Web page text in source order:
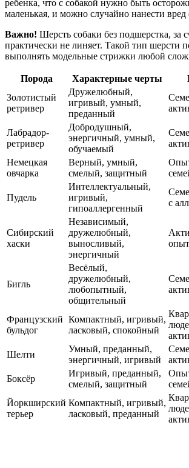
ребенка, что с собакой нужно быть
маленькая, и можно случайно нанести вред
Важно! Шерсть собаки без подшерстка, за
практически не линяет. Такой тип шерсти
выполнять модельные стрижки любой
Порода Характерные черты
Золотистый
ретривер
Дружелюбный,
игривый, умный,
преданный
Лабрадор-
ретривер
Добродушный,
энергичный, умный,
обучаемый
Немецкая
овчарка
Верный, умный,
смелый, защитный
Пудель
Интеллектуальный,
игривый,
гипоаллергенный
с
Сибирский
хаски
Независимый,
дружелюбный,
выносливый,
энергичный
Бигль
Весёлый,
дружелюбный,
любопытный,
общительный
Французский
бульдог
Компактный, игривый,
ласковый, спокойный
Шелти
Умный, преданный,
энергичный, игривый
Боксёр
Игривый, преданный,
смелый, защитный
Йоркширский
терьер
Компактный, игривый,
ласковый, преданный